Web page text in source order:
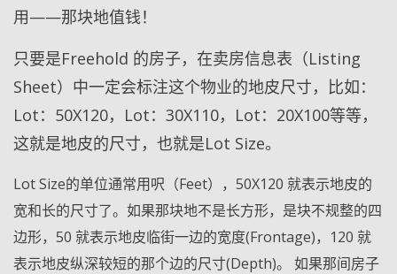
用——那块地值钱！
只要是Freehold 的房子，在卖房信息表（Listing
Sheet）中一定会标注这个物业的地皮尺寸，比如：
Lot：50X120，Lot：30X110，Lot：20X100等等，
这就是地皮的尺寸，也就是Lot Size。
Lot Size的单位通常用呎（Feet），50X120 就表示地皮的
宽和长的尺寸了。如果那块地不是长方形，是块不规整的四
边形，50 就表示地皮临街一边的宽度(Frontage)，120 就
表示地皮纵深较短的那个边的尺寸(Depth)。 如果那间房子